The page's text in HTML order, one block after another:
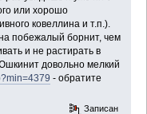
или хорошо
ковеллина и т.п.).
побежалый борнит, чем
и не растирать в
довольно мелкий
- обратите
Записан